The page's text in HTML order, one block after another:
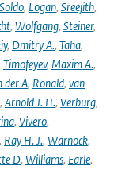
Soldo, Logan, Sreejith,
, Wolfgang, Steiner,
, Dmitry A., Taha,
Timofeyev, Maxim A.,
der A, Ronald, van
, Arnold J. H., Verburg,
, Vivero,
, Ray H. J., Warnock,
D, Williams, Earle,